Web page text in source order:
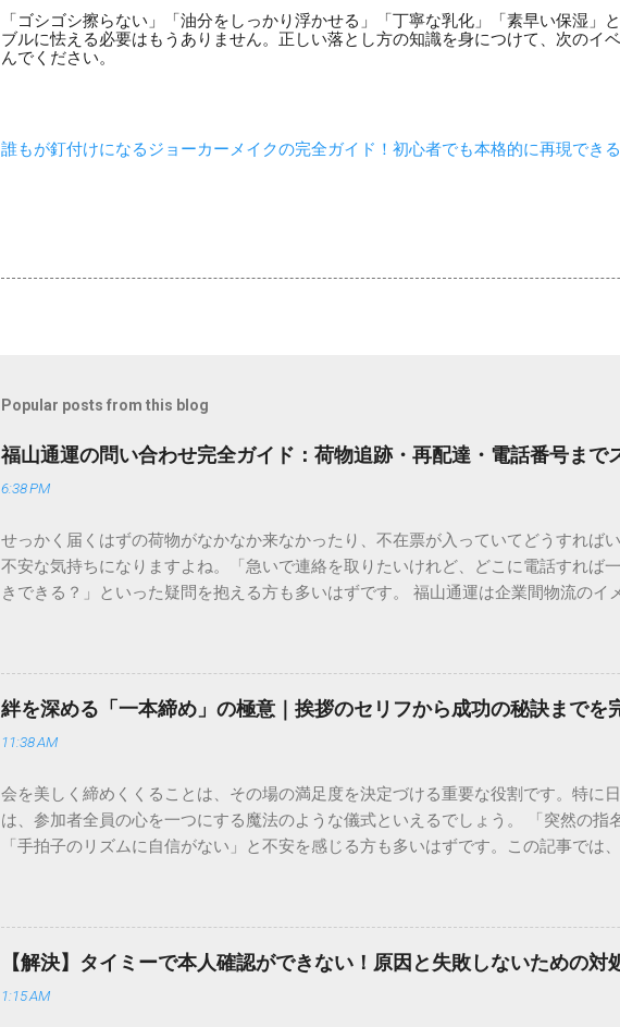
「ゴシゴシ擦らない」「油分をしっかり浮かせる」「丁寧な乳化」「素早い保湿」
ブルに怯える必要はもうありません。正しい落とし方の知識を身につけて、次のイ
んでください。
誰もが釘付けになるジョーカーメイクの完全ガイド！初心者でも本格的に再現でき
Popular posts from this blog
福山通運の問い合わせ完全ガイド：荷物追跡・再配達・電話番号まで
6:38 PM
せっかく届くはずの荷物がなかなか来なかったり、不在票が入っていてどうすれば
不安な気持ちになりますよね。「急いで連絡を取りたいけれど、どこに電話すれば
きできる？」といった疑問を抱える方も多いはずです。 福山通運は企業間物流のイ
は、荷物の追跡確認から営業所への電話連絡、再配達の依頼手順まで、初めての方
解説します。 福山通運のサービスの特徴と強み 福山通運は日本全国に広範なネッ
に重量物や大型の荷物、そして企業間の輸送において圧倒的な実績を誇ります。 個
少し異なる点として「営業所ごとの対応が非常にきめ細かい」という特徴がありま
ントロールしているため、現場の状況に合わせた柔軟な相談がしやすいのがメリッ
わせの電話をかける前に、まずは「お荷物配達状況照会」を確認するのが最も効率
あるのか、いつ届く予定なのかは、お手元の番号一つで判明します。 伝票番号（お
（伝票）の控えに記載されている、数字の並びを確認してください。これが荷物の
テータス。 メリット : 24時間いつでも自分のペースで確認できるため、電話がつな
マートフォンやパソコンでの操作 : 専用の入力フォームに番号を記載するだけで、
もしステータスが「持戻（不在）」になっていれば、そのままスムーズに次の手続
絆を深める「一本締め」の極意｜挨拶のセリフから成功の秘訣までを
11:38 AM
会を美しく締めくくることは、その場の満足度を決定づける重要な役割です。特に
は、参加者全員の心を一つにする魔法のような儀式といえるでしょう。 「突然の指
「手拍子のリズムに自信がない」と不安を感じる方も多いはずです。この記事では
解説します。 一本締めとは？その本質と効果 一本締めは、単に手を叩いて終わら
その場所で共有した喜びや感謝を、全員の手拍子という形にして刻み込む伝統的な
ティブな効果 一体感の創出 参加者全員が一斉に同じリズムを刻むことで、集団とし
終幕 「ここで終わり」という合図が明確になるため、参加者は余韻を大切にしなが
ます。 感謝の視覚化 言葉だけでは伝えきれない「お疲れ様」「ありがとう」という
【解決】タイミーで本人確認ができない！原因と失敗しないための対
1:15 AM